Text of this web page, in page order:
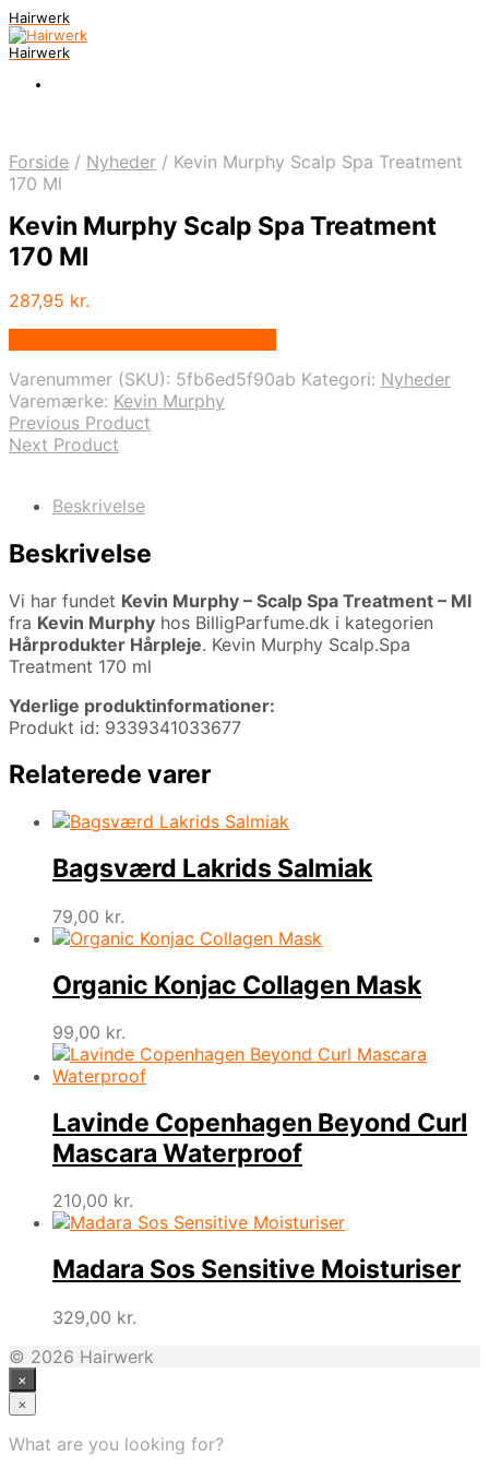
Hairwerk
Hairwerk
Forside / Nyheder / Kevin Murphy Scalp Spa Treatment
170 Ml
Kevin Murphy Scalp Spa Treatment
170 Ml
287,95 kr.
Varenummer (SKU): 5fb6ed5f90ab Kategori: Nyheder
Varemærke: Kevin Murphy
Previous Product
Next Product
Beskrivelse
Beskrivelse
Vi har fundet Kevin Murphy – Scalp Spa Treatment – Ml
fra Kevin Murphy hos BilligParfume.dk i kategorien
Hårprodukter Hårpleje. Kevin Murphy Scalp.Spa
Treatment 170 ml
Yderlige produktinformationer:
Produkt id: 9339341033677
Relaterede varer
Bagsværd Lakrids Salmiak
79,00 kr.
Organic Konjac Collagen Mask
99,00 kr.
Lavinde Copenhagen Beyond Curl
Mascara Waterproof
210,00 kr.
Madara Sos Sensitive Moisturiser
329,00 kr.
© 2026 Hairwerk
×
×
What are you looking for?